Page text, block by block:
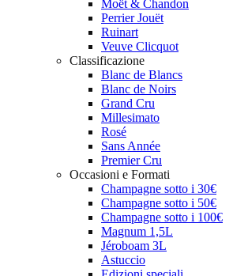
Moët & Chandon
Perrier Jouët
Ruinart
Veuve Clicquot
Classificazione
Blanc de Blancs
Blanc de Noirs
Grand Cru
Millesimato
Rosé
Sans Année
Premier Cru
Occasioni e Formati
Champagne sotto i 30€
Champagne sotto i 50€
Champagne sotto i 100€
Magnum 1,5L
Jéroboam 3L
Astuccio